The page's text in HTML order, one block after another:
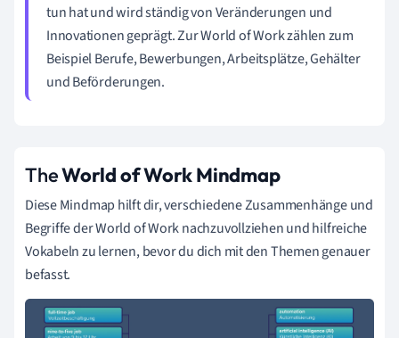
tun hat und wird ständig von Veränderungen und
Innovationen geprägt. Zur World of Work zählen zum
Beispiel Berufe, Bewerbungen, Arbeitsplätze, Gehälter
und Beförderungen.
TheWorld of Work Mindmap
Diese Mindmap hilft dir, verschiedene Zusammenhänge und
Begriffe der World of Work nachzuvollziehen und hilfreiche
Vokabeln zu lernen, bevor du dich mit den Themen genauer
befasst.